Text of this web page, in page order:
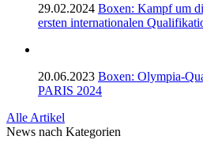
29.02.2024 Boxen: Kampf um
ersten internationalen
20.06.2023 Boxen: Olympia-
PARIS 2024
Alle Artikel
News nach Kategorien